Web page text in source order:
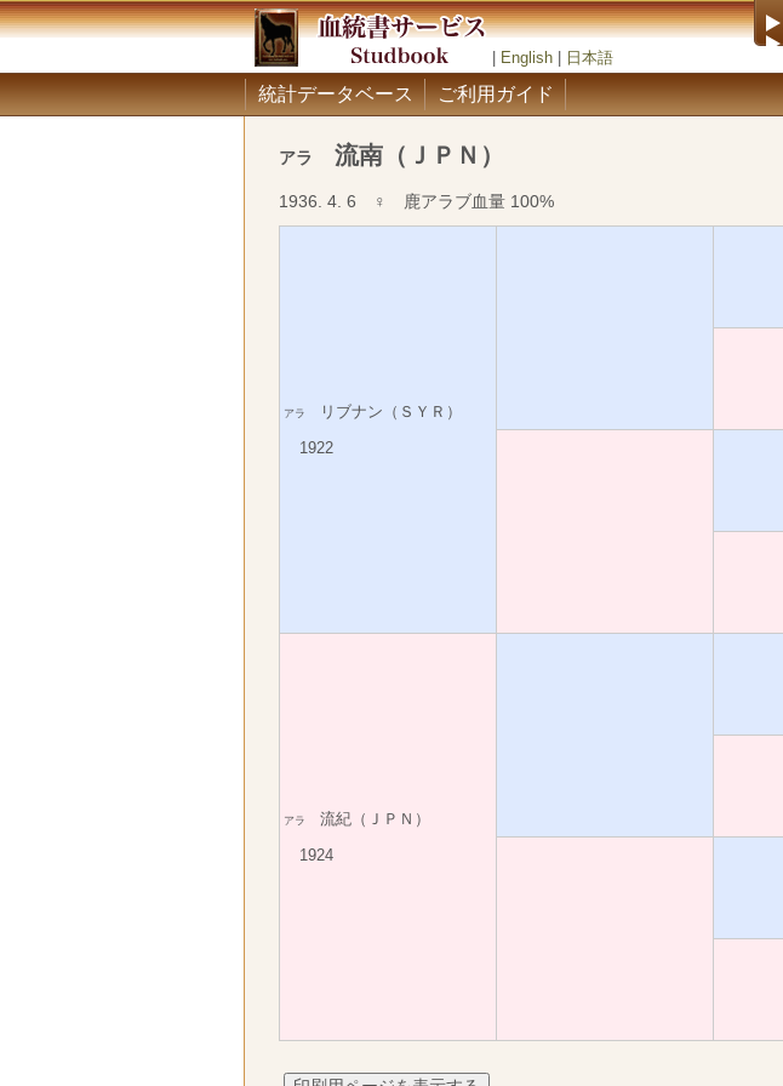
English 日本語
統計データベース ご利用ガイド
アラ 流南（ＪＰＮ）
1936. 4. 6 ♀ 鹿アラブ血量 100%
アラ リブナン（ＳＹＲ）
1922
アラ 流紀（ＪＰＮ）
1924